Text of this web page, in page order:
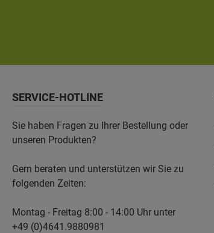
SERVICE-HOTLINE
Sie haben Fragen zu Ihrer Bestellung oder
unseren Produkten?
Gern beraten und unterstützen wir Sie zu
folgenden Zeiten:
Montag - Freitag 8:00 - 14:00 Uhr unter
+49 (0)4641.9880981